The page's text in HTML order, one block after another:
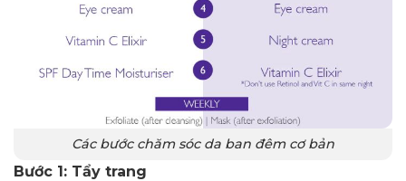
Các bước chăm sóc da ban đêm cơ bản
Bước 1: Tẩy trang